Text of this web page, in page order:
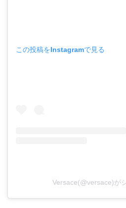
この投稿をInstagramで見る
Versace(@versace)が